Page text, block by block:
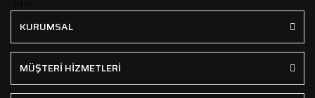
KURUMSAL
MÜŞTERİ HİZMETLERİ